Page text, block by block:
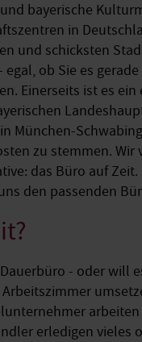
bayerische
in
und schicksten
ob Sie es
Einerseits ist es
München-
zu stemmen. Wir
das Büro auf
den passenden
- oder will
erledigen vieles